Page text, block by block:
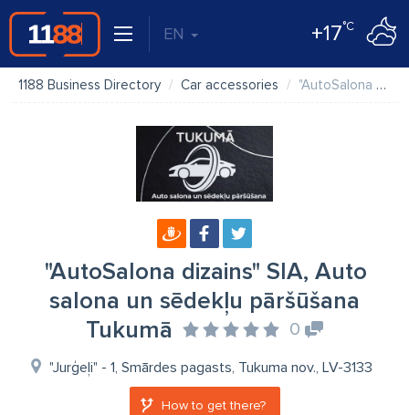
EN +17°C
1188 Business Directory Car accessories "AutoSalona dizains" SIA, Auto salona un sēdekļu pāršūšana Tukumā
"AutoSalona dizains" SIA, Auto
salona un sēdekļu pāršūšana
Tukumā
0
"Jurģeļi" - 1, Smārdes pagasts, Tukuma nov., LV-3133
How to get there?